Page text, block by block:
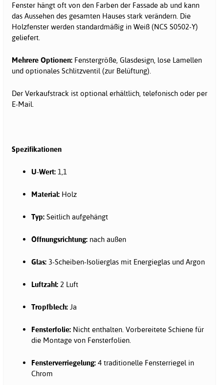
Fenster hängt oft von den Farben der Fassade ab und kann
das Aussehen des gesamten Hauses stark verändern. Die
Holzfenster werden standardmäßig in Weiß (NCS S0502-Y)
geliefert.
Mehrere Optionen: Fenstergröße, Glasdesign, lose Lamellen
und optionales Schlitzventil (zur Belüftung).
Der Verkaufstrack ist optional erhältlich, telefonisch oder per
E-Mail.
Spezifikationen
U-Wert: 1,1
Material: Holz
Typ: Seitlich aufgehängt
Öffnungsrichtung: nach außen
Glas: 3-Scheiben-Isolierglas mit Energieglas und Argon
Luftzahl: 2 Luft
Tropfblech: Ja
Fensterfolie: Nicht enthalten. Vorbereitete Schiene für
die Montage von Fensterfolien.
Fensterverriegelung: 4 traditionelle Fensterriegel in
Chrom